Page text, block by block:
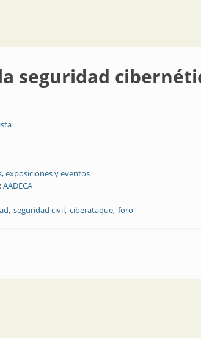
seguridad
exposiciones y eventos
AADECA
seguridad civil ciberataque foro
la seguridad cibernética